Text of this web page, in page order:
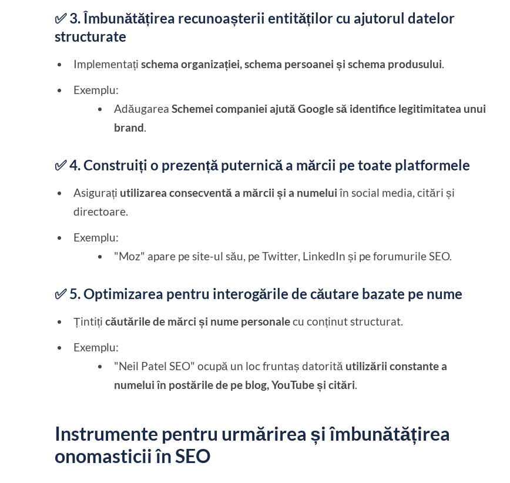
✅ 3. Îmbunătățirea recunoașterii entităților cu ajutorul datelor
structurate
Implementațischema organizației, schema persoanei și schema produsului.
Exemplu:
AdăugareaSchemei companiei ajută Google să identifice legitimitatea unui
brand.
✅ 4. Construiți o prezență puternică a mărcii pe toate platformele
Asigurați utilizarea consecventă a mărcii și a numelui în social media, citări și
directoare.
Exemplu:
"Moz" apare pe site-ul său, pe Twitter, LinkedIn și pe forumurile SEO.
✅ 5. Optimizarea pentru interogările de căutare bazate pe nume
Țintițicăutările de mărci și nume personalecu conținut structurat.
Exemplu:
"Neil Patel SEO" ocupă un loc fruntaș datorită utilizării constante a
numelui în postările de pe blog, YouTube și citări.
Instrumente pentru urmărirea și îmbunătățirea
onomasticii în SEO